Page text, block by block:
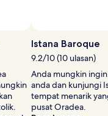
Istana Baroque
9.2/10 (10 ulasan)
Anda mungkin
anda dan kunjungi
tempat menarik
pusat Oradea.